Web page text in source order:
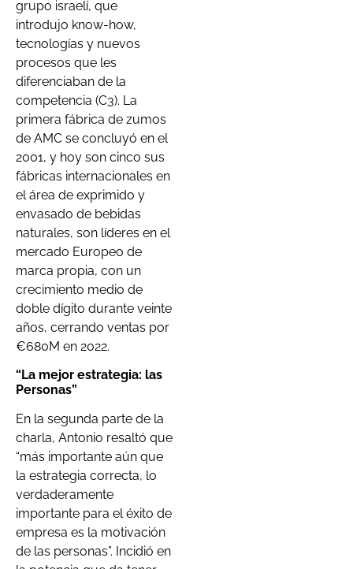
grupo israelí, que
introdujo know-how,
tecnologías y nuevos
procesos que les
diferenciaban de la
competencia (C3). La
primera fábrica de zumos
de AMC se concluyó en el
2001, y hoy son cinco sus
fábricas internacionales en
el área de exprimido y
envasado de bebidas
naturales, son líderes en el
mercado Europeo de
marca propia, con un
crecimiento medio de
doble dígito durante veinte
años, cerrando ventas por
€680M en 2022.
“La mejor estrategia: las
Personas”
En la segunda parte de la
charla, Antonio resaltó que
“más importante aún que
la estrategia correcta, lo
verdaderamente
importante para el éxito de
empresa es la motivación
de las personas”. Incidió en